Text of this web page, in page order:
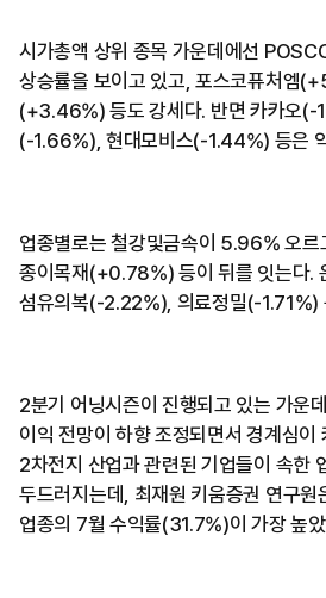
시가총액 상위 종목 가운데에선
상승률을 보이고 있고, 포스코퓨처엠
(+3.46%) 등도 강세다. 반면 카카오(-
(-1.66%), 현대모비스(-1.44%) 등은
업종별로는 철강및금속이 5.96% 오
종이목재(+0.78%) 등이 뒤를 잇는다.
섬유의복(-2.22%), 의료정밀(-1.71%)
2분기 어닝시즌이 진행되고 있는 가운
이익 전망이 하향 조정되면서 경계심이
2차전지 산업과 관련된 기업들이 속한
두드러지는데, 최재원 키움증권 연구
업종의 7월 수익률(31.7%)이 가장 높